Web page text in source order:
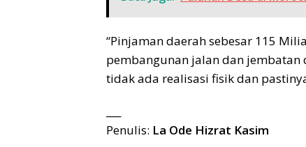
“Pinjaman daerah sebesar 115
pembangunan jalan dan
tidak ada realisasi fisik dan
Penulis: La Ode Hizrat Kasim